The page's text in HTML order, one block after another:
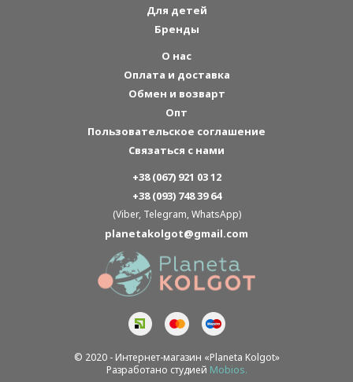
© 2020 - Интернет-магазин «Planeta Kolgot»
Разработано студией Mobios.
Для детей
Бренды
О нас
Оплата и доставка
Обмен и возварт
Опт
Пользовательское соглашение
Связаться с нами
+38 (067) 921 03 12
+38 (093) 748 39 64
(Viber, Telegram, WhatsApp)
planetakolgot@gmail.com